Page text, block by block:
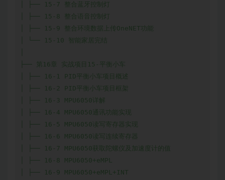
│ ├── 15-7 整合蓝牙控制灯
│ ├── 15-8 整合语音控制灯
│ ├── 15-9 整合环境数据上传OneNET功能
│ └── 15-10 智能家居完结
├── 第16章 实战项目15-平衡小车
│ ├── 16-1 PID平衡小车项目概述
│ ├── 16-2 PID平衡小车项目框架
│ ├── 16-3 MPU6050详解
│ ├── 16-4 MPU6050通讯功能实现
│ ├── 16-5 MPU6050读写寄存器实现
│ ├── 16-6 MPU6050读写连续寄存器
│ ├── 16-7 MPU6050获取陀螺仪及加速度计的值
│ ├── 16-8 MPU6050+eMPL
│ ├── 16-9 MPU6050+eMPL+INT